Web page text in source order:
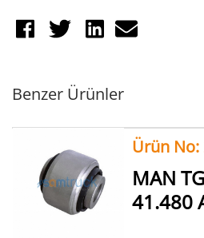
Benzer Ürünler
Ürün No:
MAN
41.480